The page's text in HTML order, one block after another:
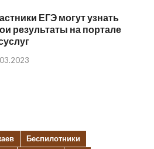
ЕГЭ могут узнать
результаты на портале
Беспилотники